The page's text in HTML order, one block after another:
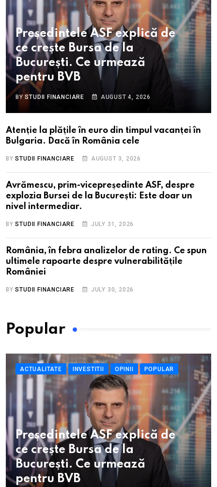
Președintele ASF explică de
ce crește Bursa de la
București. Ce urmează
pentru BVB
BYSTUDII FINANCIARE AUGUST 4, 2026
Atenție la plățile în euro din timpul vacanței în
Bulgaria. Dacă în România cele
BYSTUDII FINANCIARE AUGUST 3, 2026
Avrămescu, prim-vicepreședinte ASF, despre
explozia Bursei de la București: Este doar un
nivel intermediar.
BYSTUDII FINANCIARE JULY 31, 2026
România, în febra analizelor de rating. Ce spun
ultimele rapoarte despre vulnerabilitățile
României
BYSTUDII FINANCIARE JULY 30, 2026
Popular
ACTUALITATE INVESTITII OPINII POPULAR
Președintele ASF explică de
ce crește Bursa de la
București. Ce urmează
pentru BVB